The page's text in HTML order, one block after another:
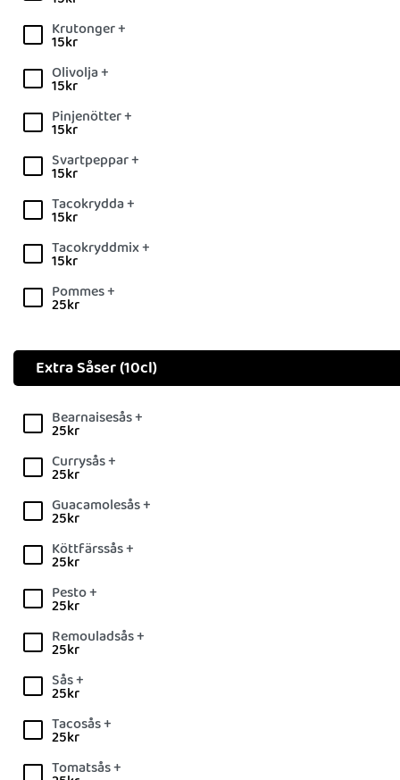
Krutonger +
15kr
Olivolja +
15kr
Pinjenötter +
15kr
Svartpeppar +
15kr
Tacokrydda +
15kr
Tacokryddmix +
15kr
Pommes +
25kr
Extra Såser (10cl)
Bearnaisesås +
25kr
Currysås +
25kr
Guacamolesås +
25kr
Köttfärssås +
25kr
Pesto +
25kr
Remouladsås +
25kr
Sås +
25kr
Tacosås +
25kr
Tomatsås +